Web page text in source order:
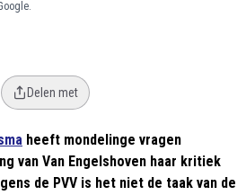
Delen met
heeft mondelinge vragen
van Van Engelshoven haar kritiek
de PVV is het niet de taak van de